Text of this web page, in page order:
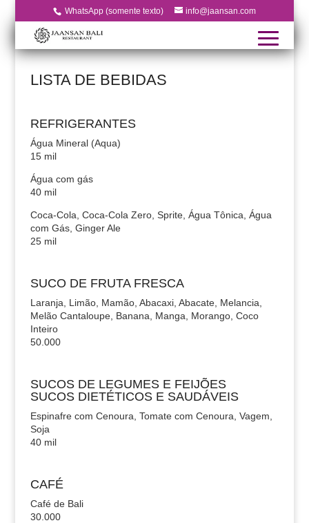
WhatsApp (somente texto) info@jaansan.com
LISTA DE BEBIDAS
REFRIGERANTES
Água Mineral (Aqua)
15 mil
Água com gás
40 mil
Coca-Cola, Coca-Cola Zero, Sprite, Água Tônica, Água
com Gás, Ginger Ale
25 mil
SUCO DE FRUTA FRESCA
Laranja, Limão, Mamão, Abacaxi, Abacate, Melancia,
Melão Cantaloupe, Banana, Manga, Morango, Coco
Inteiro
50.000
SUCOS DE LEGUMES E FEIJÕES
SUCOS DIETÉTICOS E SAUDÁVEIS
Espinafre com Cenoura, Tomate com Cenoura, Vagem,
Soja
40 mil
CAFÉ
Café de Bali
30.000